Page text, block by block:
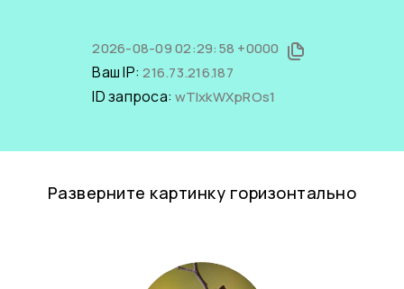
2026-08-09 02:29:58 +0000
Ваш IP:216.73.216.187
ID запроса:wTIxkWXpROs1
Разверните картинку горизонтально